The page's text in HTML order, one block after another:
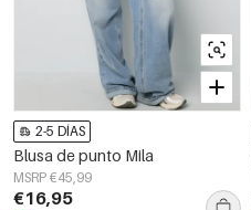
2-5 DÍAS
Blusa de punto Mila
MSRP €45,99
€16,95